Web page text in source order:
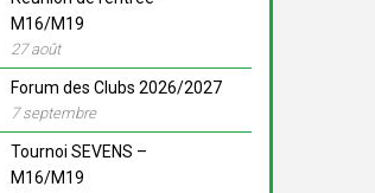
M16/M19
27 août
Forum des Clubs 2026/2027
7 septembre
Tournoi SEVENS –
M16/M19